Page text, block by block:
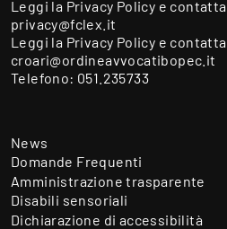
Leggi la Privacy Policy e
privacy@fclex.it
Leggi la Privacy Policy e
croari@ordineavvocatibopec.it
Telefono: 051.235733
News
Domande Frequenti
Amministrazione trasparente
Disabili sensoriali
Dichiarazione di accessibilità